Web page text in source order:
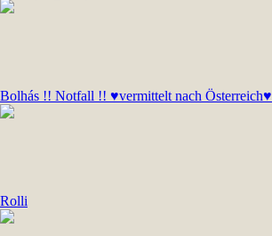
Bolhás !! Notfall !! ♥vermittelt nach Österreich♥
Rolli